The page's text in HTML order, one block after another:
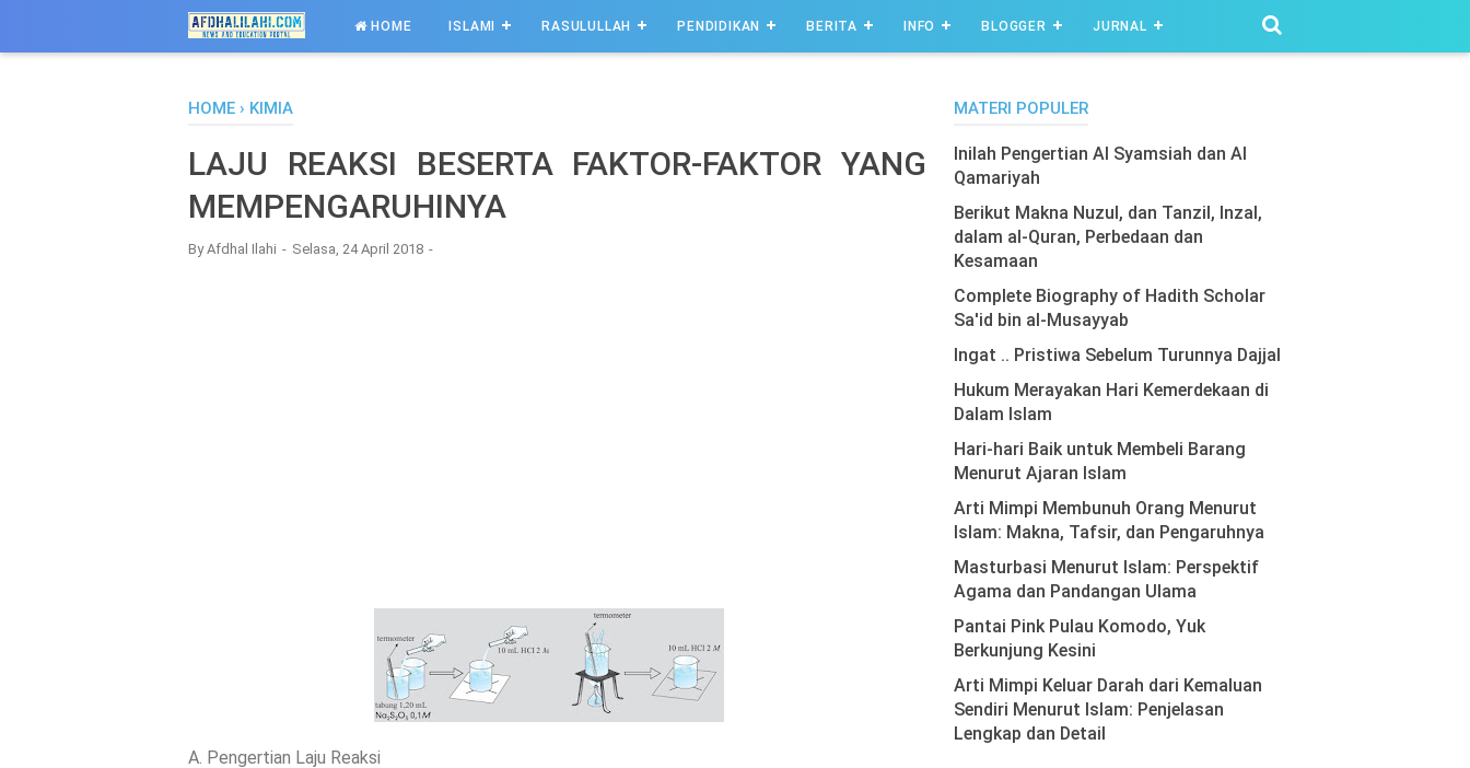
HOME ISLAMI RASULULLAH PENDIDIKAN BERITA INFO BLOGGER JURNAL
HOME › KIMIA
LAJU REAKSI BESERTA FAKTOR-FAKTOR YANG
MEMPENGARUHINYA
ByAfdhal Ilahi Selasa, 24 April 2018
A. Pengertian Laju Reaksi
MATERI POPULER
Inilah Pengertian Al Syamsiah dan Al
Qamariyah
Berikut Makna Nuzul, dan Tanzil, Inzal,
dalam al-Quran, Perbedaan dan
Kesamaan
Complete Biography of Hadith Scholar
Sa'id bin al-Musayyab
Ingat .. Pristiwa Sebelum Turunnya Dajjal
Hukum Merayakan Hari Kemerdekaan di
Dalam Islam
Hari-hari Baik untuk Membeli Barang
Menurut Ajaran Islam
Arti Mimpi Membunuh Orang Menurut
Islam: Makna, Tafsir, dan Pengaruhnya
Masturbasi Menurut Islam: Perspektif
Agama dan Pandangan Ulama
Pantai Pink Pulau Komodo, Yuk
Berkunjung Kesini
Arti Mimpi Keluar Darah dari Kemaluan
Sendiri Menurut Islam: Penjelasan
Lengkap dan Detail